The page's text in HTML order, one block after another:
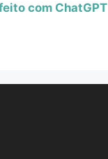
com ChatGPT